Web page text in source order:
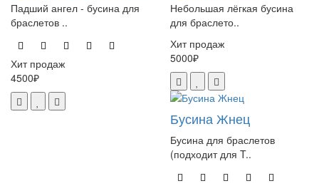
Падший ангел - бусина для
браслетов ..
Хит продаж
4500₽
Небольшая лёгкая бусина
для браслето..
Хит продаж
5000₽
Бусина Жнец
Бусина для браслетов
(подходит для T..